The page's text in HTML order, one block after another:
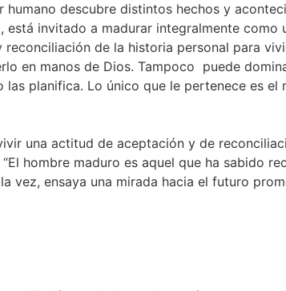
descubre distintos hechos y
está invitado a madurar integralmente
de la historia personal para
en manos de Dios. Tampoco puede
las planifica. Lo único que le pertenece es
una actitud de aceptación y de
hombre maduro es aquel que ha sabido
vez, ensaya una mirada hacia el futuro